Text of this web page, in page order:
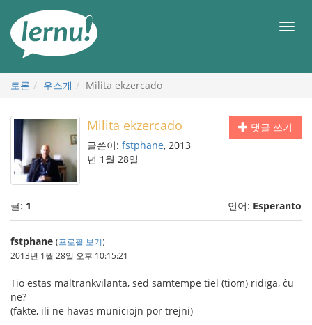
메
토론 우스개 Milita ekzercado
댓글 쓰기
Milita ekzercado
글쓴이: fstphane, 2013
년 1월 28일
글: 1 언어: Esperanto
fstphane (프로필 보기)
2013년 1월 28일 오후 10:15:21
Tio estas maltrankvilanta, sed samtempe tiel (tiom) ridiga, ĉu
ne?
(fakte, ili ne havas municiojn por trejni)